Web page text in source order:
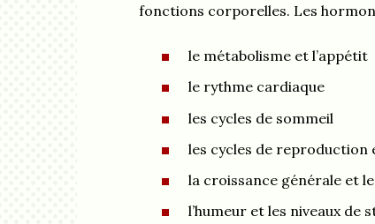
fonctions corporelles. Les
le métabolisme et l’appétit
le rythme cardiaque
les cycles de sommeil
les cycles de reproduction
la croissance générale et
l’humeur et les niveaux de